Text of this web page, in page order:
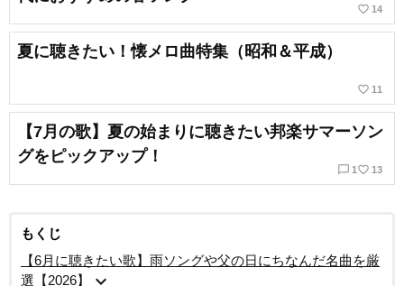
favorite_border 14
夏に聴きたい！懐メロ曲特集（昭和＆平成）
favorite_border 11
【7月の歌】夏の始まりに聴きたい邦楽サマーソン
グをピックアップ！
chat_bubble_outline 1 favorite_border 13
もくじ
【6月に聴きたい歌】雨ソングや父の日にちなんだ名曲を厳
選【2026】
expand_more